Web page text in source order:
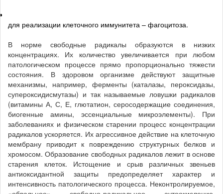
для реализации клеточного иммунитета – фагоцитоза.
В норме свободные радикалы образуются в низких
концентрациях. Их количество увеличивается при любом
патологическом процессе прямо пропорционально тяжести
состояния. В здоровом организме действуют защитные
механизмы, например, ферменты (каталазы, пероксидазы,
супероксидисмутазы) и так называемые ловушки радикалов
(витамины А, С, Е, глютатион, серосодержащие соединения,
биогенные амины, эссенциальные микроэлементы). При
заболеваниях и физическом старении процесс концентрации
радикалов ускоряется. Их агрессивное действие на клеточную
мембрану приводит к повреждению структурных белков и
хромосом. Образование свободных радикалов лежит в основе
старения клеток. Истощение и срыв различных звеньев
антиоксидантной защиты предопределяет характер и
интенсивность патологического процесса. Неконтролируемое,